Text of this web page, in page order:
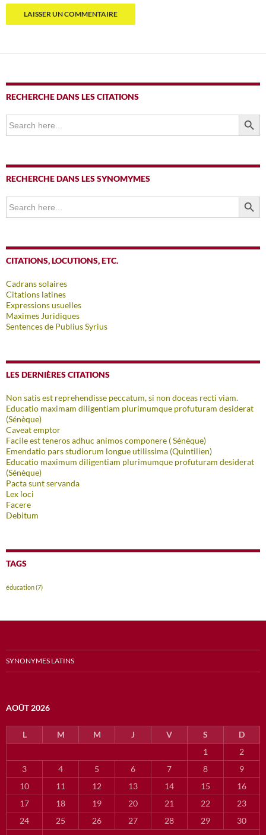
RECHERCHE DANS LES CITATIONS
Search
for:
SEARCH
RECHERCHE DANS LES SYNOMYMES
Search
for:
SEARCH
CITATIONS, LOCUTIONS, ETC.
Cadrans solaires
Citations latines
Expressions usuelles
Maximes Juridiques
Sentences de Publius Syrius
LES DERNIÈRES CITATIONS
Non satis est reprehendisse peccatum, si non doceas recti viam.
Educatio maximam diligentiam plurimumque profuturam desiderat
(Sénèque)
Caveat emptor
Facile est teneros adhuc animos componere ( Sénèque)
Emendatio pars studiorum longue utilissima (Quintilien)
Educatio maximum diligentiam plurimumque profuturam desiderat
(Sénèque)
Pacta sunt servanda
Lex loci
Facere
Debitum
TAGS
éducation(7)
SYNONYMES LATINS
AOÛT 2026
L M M J V S
D
1
2
3
4 5 6 7 8
9
10
11 12 13 14 15
16
17
18 19 20 21 22
23
24
25 26 27 28 29
30